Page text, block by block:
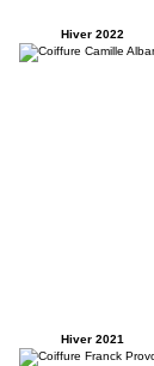
Hiver 2022
Hiver 2021